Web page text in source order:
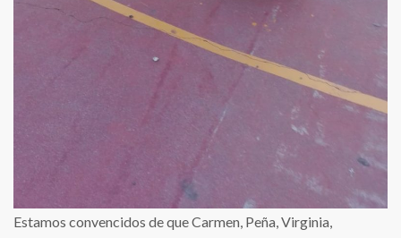
Estamos convencidos de que Carmen, Peña, Virginia,